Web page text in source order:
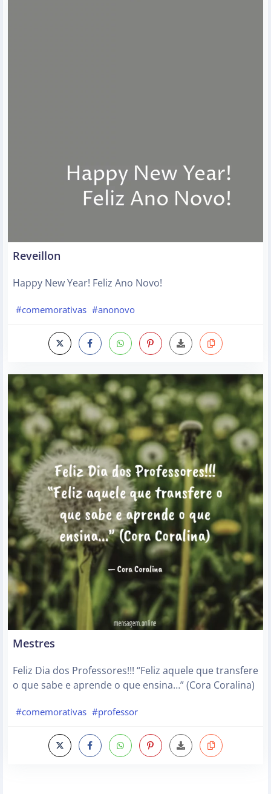
Reveillon
Happy New Year! Feliz Ano Novo!
#comemorativas #anonovo
Mestres
Feliz Dia dos Professores!!! “Feliz aquele que transfere
o que sabe e aprende o que ensina…” (Cora Coralina)
#comemorativas #professor